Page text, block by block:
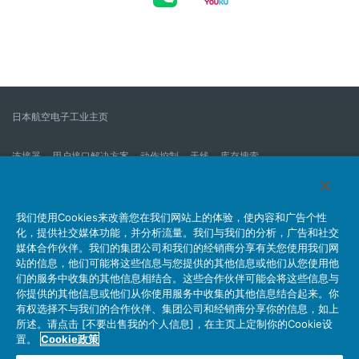
日本航空电子工业主页
连接器 用户接口解决方案 动作控制 天线 库存搜索
我们的公司 企业社会责任 IR消息 公司新到信息列表
产品信息新的列表
网站地图
联系我们
个人信息保护方针 JAE Cookie政策
关于利用本网站
社交媒体官方账号运营方针
我们使用Cookies来改善您在我们网站上的体验，使内容和广告个性
化，提供社交媒体功能，并分析流量。我们与我们的分析，广告和社交
媒体合作伙伴。我们的集团公司和我们的经销商分享有关您使用我们网
站的信息，他们可能将这些信息与您提供的其他信息或他们从您使用他
们的服务中收集的其他信息相结合。这些合作伙伴可能会将这些信息与
你提供的其他信息或他们从你使用服务中收集的其他信息结合起来。你
有权选择不与我们的合作伙伴、集团公司和经销商分享你的信息，如上
所述。请点击 [不要出售我的个人信息]，在主页上定制你的Cookie设
置。
Cookie政策